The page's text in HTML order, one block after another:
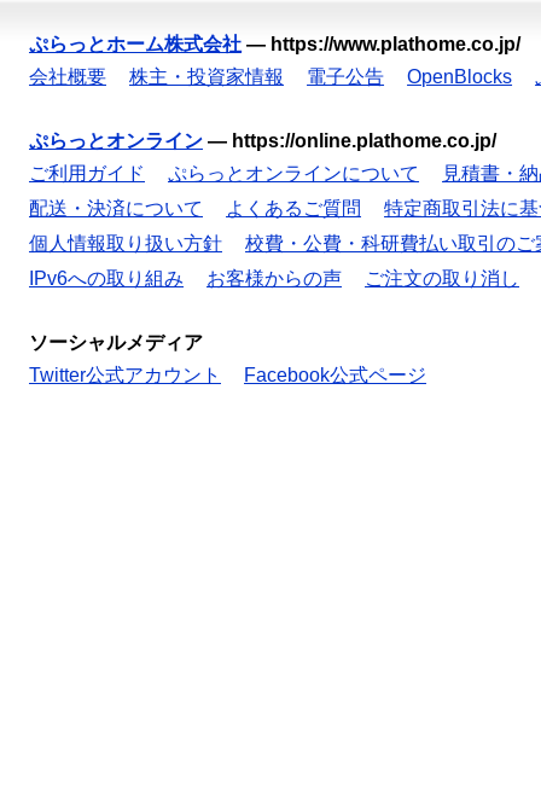
ぷらっとホーム株式会社 — https://www.plathome.co.jp/
会社概要
株主・投資家情報 電子公告 OpenBlocks
ぷらっとオンライン — https://online.plathome.co.jp/
ご利用ガイド
ぷらっとオンラインについて
見積書・
配送・決済について
よくあるご質問
特定商取引法に
個人情報取り扱い方針
校費・公費・科研費払い取引のご
IPv6への取り組み
お客様からの声 ご注文の取り消し
ソーシャルメディア
Twitter公式アカウント
Facebook公式ページ